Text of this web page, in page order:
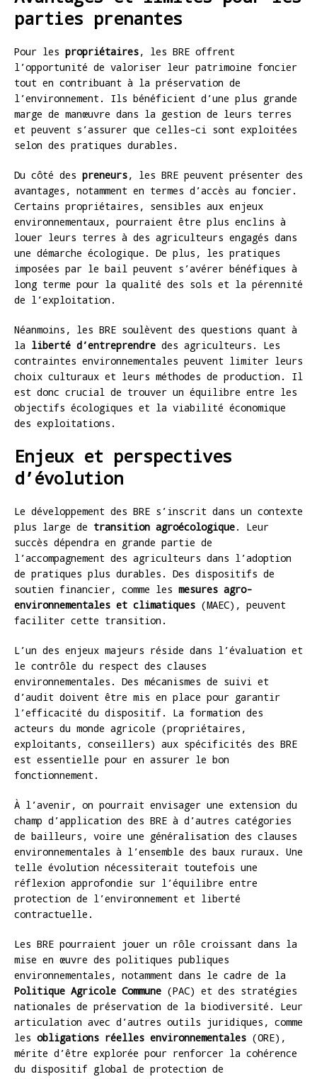
parties prenantes
Pour les propriétaires, les BRE offrent
l’opportunité de valoriser leur patrimoine foncier
tout en contribuant à la préservation de
l’environnement. Ils bénéficient d’une plus grande
marge de manœuvre dans la gestion de leurs terres
et peuvent s’assurer que celles-ci sont exploitées
selon des pratiques durables.
Du côté des preneurs, les BRE peuvent présenter des
avantages, notamment en termes d’accès au foncier.
Certains propriétaires, sensibles aux enjeux
environnementaux, pourraient être plus enclins à
louer leurs terres à des agriculteurs engagés dans
une démarche écologique. De plus, les pratiques
imposées par le bail peuvent s’avérer bénéfiques à
long terme pour la qualité des sols et la pérennité
de l’exploitation.
Néanmoins, les BRE soulèvent des questions quant à
la liberté d’entreprendre des agriculteurs. Les
contraintes environnementales peuvent limiter leurs
choix culturaux et leurs méthodes de production. Il
est donc crucial de trouver un équilibre entre les
objectifs écologiques et la viabilité économique
des exploitations.
Enjeux et perspectives
d’évolution
Le développement des BRE s’inscrit dans un contexte
plus large de transition agroécologique. Leur
succès dépendra en grande partie de
l’accompagnement des agriculteurs dans l’adoption
de pratiques plus durables. Des dispositifs de
soutien financier, comme les mesures agro-
environnementales et climatiques (MAEC), peuvent
faciliter cette transition.
L’un des enjeux majeurs réside dans l’évaluation et
le contrôle du respect des clauses
environnementales. Des mécanismes de suivi et
d’audit doivent être mis en place pour garantir
l’efficacité du dispositif. La formation des
acteurs du monde agricole (propriétaires,
exploitants, conseillers) aux spécificités des BRE
est essentielle pour en assurer le bon
fonctionnement.
À l’avenir, on pourrait envisager une extension du
champ d’application des BRE à d’autres catégories
de bailleurs, voire une généralisation des clauses
environnementales à l’ensemble des baux ruraux. Une
telle évolution nécessiterait toutefois une
réflexion approfondie sur l’équilibre entre
protection de l’environnement et liberté
contractuelle.
Les BRE pourraient jouer un rôle croissant dans la
mise en œuvre des politiques publiques
environnementales, notamment dans le cadre de la
Politique Agricole Commune (PAC) et des stratégies
nationales de préservation de la biodiversité. Leur
articulation avec d’autres outils juridiques, comme
les obligations réelles environnementales (ORE),
mérite d’être explorée pour renforcer la cohérence
du dispositif global de protection de